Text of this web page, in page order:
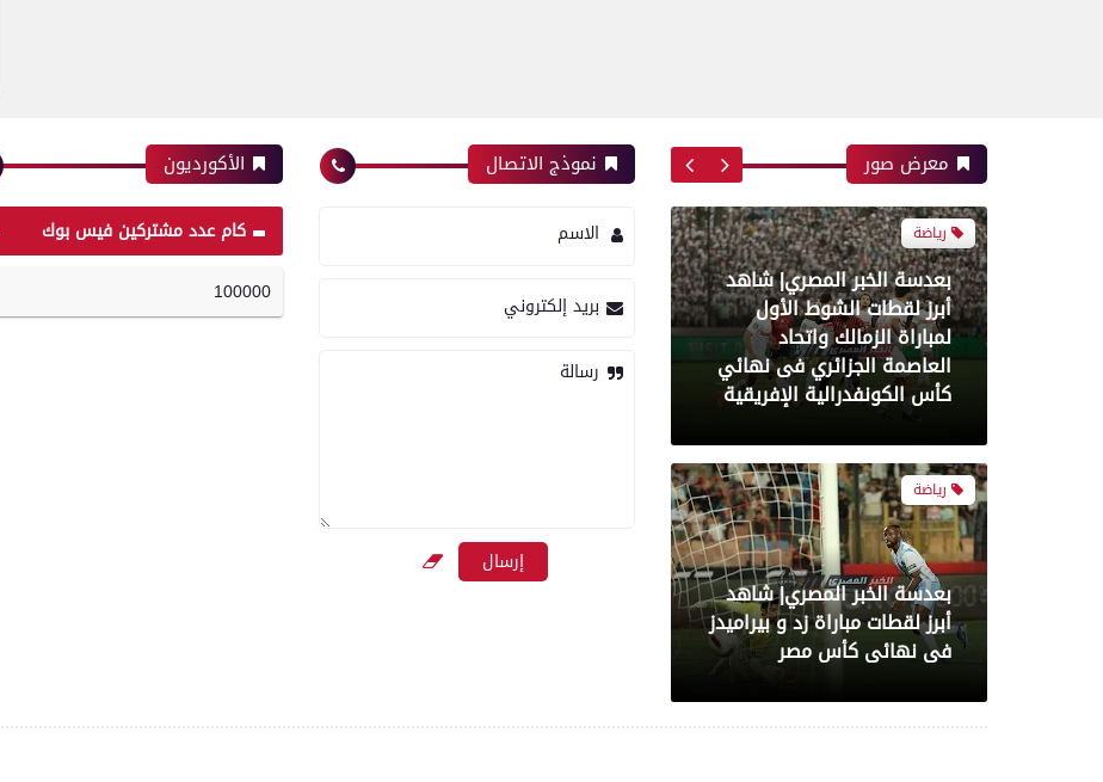
معرض صور
للمرة الثانية في تاريخه
رياضة
بعدسة الخبر المصري| شاهد
أبرز لقطات الشوط الأول
لمباراة الزمالك واتحاد
العاصمة الجزائري فى نهائي
كأس الكونفدرالية الإفريقية
رياضة
بعدسة الخبر المصري| شاهد
أبرز لقطات مباراة زد و بيراميدز
فى نهائى كأس مصر
نموذج الاتصال
الاسم
بريد إلكتروني
رسالة
الأكورديون
كام عدد مشتركين فيس بوك
100000